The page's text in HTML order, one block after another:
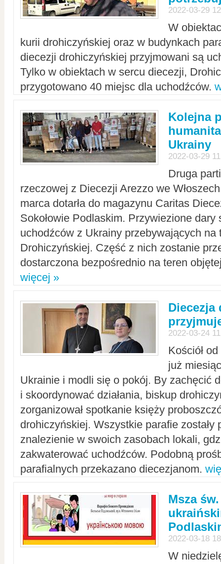
2022-03-29
W
kurii drohiczyńskiej oraz w budynkach
diecezji drohiczyńskiej przyjmowani są
Tylko w obiektach w sercu diecezji,
przygotowano 40 miejsc dla uchodźców.
Kolejna
Ukrainy
2022-03-29
Druga
rzeczowej z Diecezji Arezzo we
marca dotarła do magazynu Caritas
Sokołowie Podlaskim. Przywiezione dary
uchodźców z Ukrainy przebywających na
Drohiczyńskiej. Część z nich zostanie
dostarczona bezpośrednio na teren
więcej »
Diecezja
2022-03-24
Kościół
już
Ukrainie i modli się o pokój. By zachęcić
i skoordynować działania, biskup
zorganizował spotkanie księży
drohiczyńskiej. Wszystkie parafie zostały
znalezienie w swoich zasobach lokali,
zakwaterować uchodźców. Podobną
parafialnych przekazano diecezjanom.
Msza
2022-03-18
W